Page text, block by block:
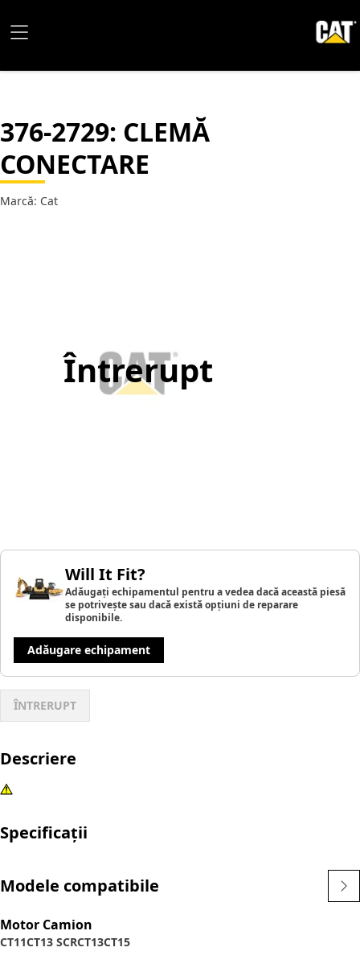
376-2729: CLEMĂ
CONECTARE
Marcă: Cat
Întrerupt
Will It Fit?
Adăugați echipamentul pentru a vedea dacă această piesă
se potrivește sau dacă există opțiuni de reparare
disponibile.
Adăugare echipament
ÎNTRERUPT
Descriere
Specificații
Modele compatibile
Motor Camion
CT11CT13 SCRCT13CT15